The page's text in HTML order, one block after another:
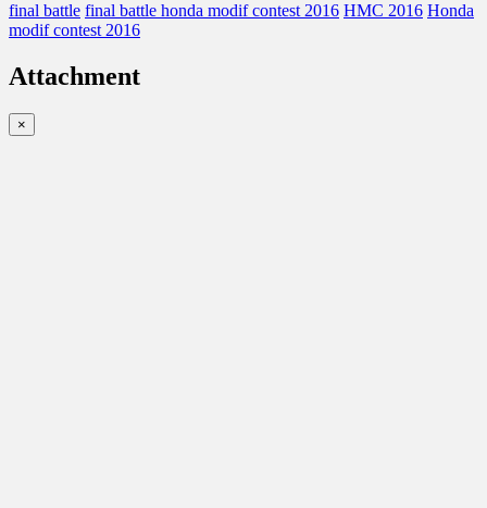
final battle final battle honda modif contest 2016 HMC 2016 Honda
modif contest 2016
Attachment
×